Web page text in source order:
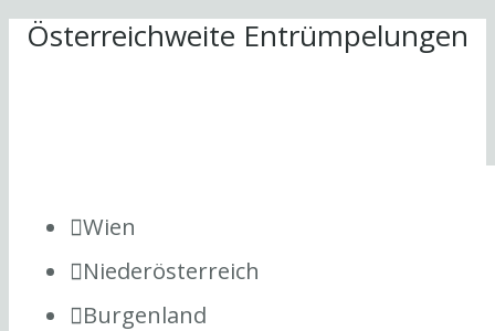
Österreichweite Entrümpelungen
Wien
Niederösterreich
Burgenland